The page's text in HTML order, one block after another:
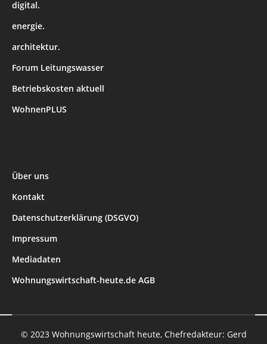
digital.
energie.
architektur.
Forum Leitungswasser
Betriebskosten aktuell
WohnenPLUS
Über uns
Kontakt
Datenschutzerklärung (DSGVO)
Impressum
Mediadaten
Wohnungswirtschaft-heute.de AGB
© 2023 Wohnungswirtschaft heute, Chefredakteur: Gerd